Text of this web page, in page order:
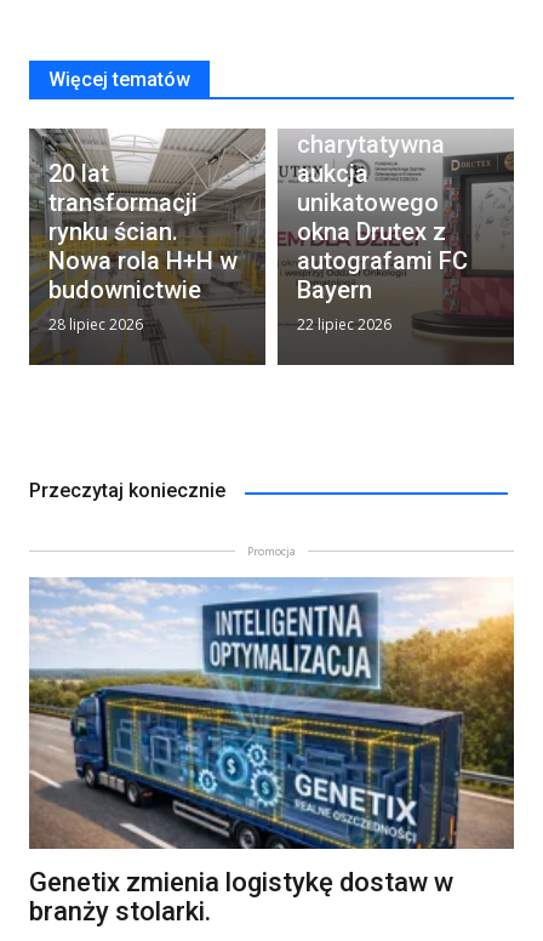
Więcej tematów
20 lat
transformacji
rynku ścian.
Nowa rola H+H w
budownictwie
28 lipiec 2026
charytatywna
aukcja
unikatowego
okna Drutex z
autografami FC
Bayern
22 lipiec 2026
Przeczytaj koniecznie
Promocja
Genetix zmienia logistykę dostaw w
branży stolarki.